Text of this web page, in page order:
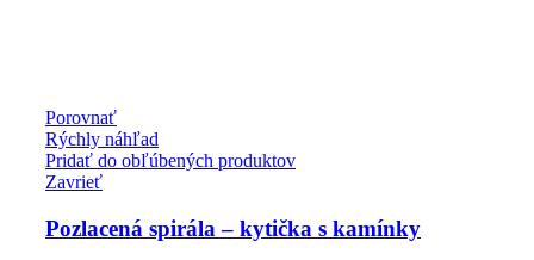
Porovnať
Rýchly náhľad
Pridať do obľúbených produktov
Zavrieť
Pozlacená spirála – kytička s kamínky